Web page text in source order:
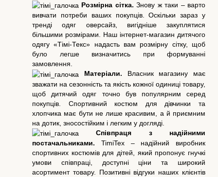
Розмірна сітка. Знову ж таки – варто
вивчати потреби ваших покупців. Оскільки зараз у
тренді одяг оверсайз, вигідніше закуплятися
більшими розмірами. Наш інтернет-магазин дитячого
одягу «Тімі-Текс» надасть вам розмірну сітку, щоб
було легше визначитись при формуванні
замовлення.
Матеріали. Власник магазину має
зважати на сезонність та якість кожної одиниці товару,
щоб дитячий одяг точно був популярним серед
покупців. Спортивний костюм для дівчинки та
хлопчика має бути не лише красивим, а й приємним
на дотик, зносостійким і легким у догляді.
Співпраця з надійними
постачальниками. TimiTex – надійний виробник
спортивних костюмів для дітей, який пропонує гнучкі
умови співпраці, доступні ціни та широкий
асортимент товару. Позитивні відгуки наших клієнтів